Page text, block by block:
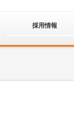
採用情報